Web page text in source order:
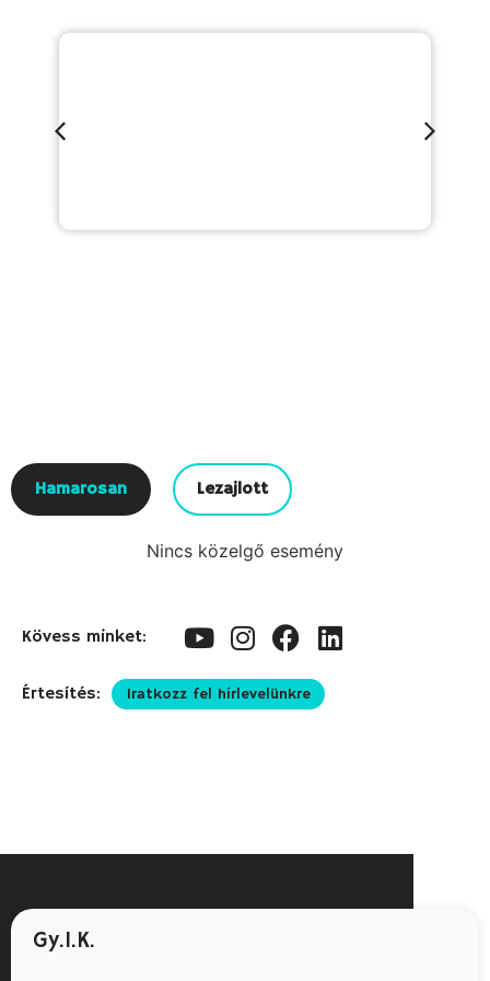
Hamarosan Lezajlott
Nincs közelgő esemény
Kövess minket:
Értesítés: Iratkozz fel hírlevelünkre
Gy.I.K.